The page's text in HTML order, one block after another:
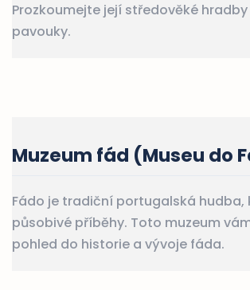
Prozkoumejte její středověké
pavouky.
Muzeum fád (Museu do
Fádo je tradiční portugalská hudba,
působivé příběhy. Toto muzeum
pohled do historie a vývoje fáda.